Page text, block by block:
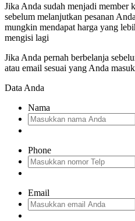
Jika Anda sudah menjadi member
sebelum melanjutkan pesanan
mungkin mendapat harga yang
mengisi lagi
Jika Anda pernah berbelanja
atau email sesuai yang Anda
Data Anda
Nama
Phone
Email